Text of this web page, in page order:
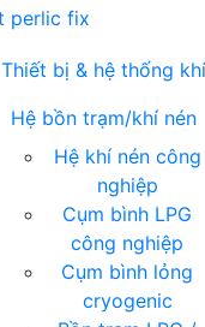
Thiết bị & hệ thống khí
Hệ bồn trạm/khí nén
Hệ khí nén công
nghiệp
Cụm bình LPG
công nghiệp
Cụm bình lỏng
cryogenic